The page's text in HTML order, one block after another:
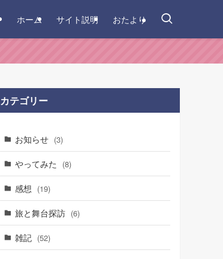
ホーム サイト説明 おたより
カテゴリー
お知らせ (3)
やってみた (8)
感想 (19)
旅と舞台探訪 (6)
雑記 (52)